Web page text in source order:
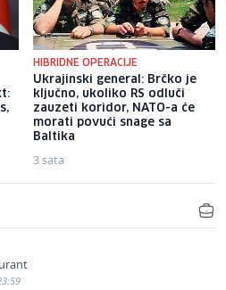
HIBRIDNE OPERACIJE
Ukrajinski general: Brčko je
ključno, ukoliko RS odluči
zauzeti koridor, NATO-a će
morati povući snage sa
Baltika
3 sata